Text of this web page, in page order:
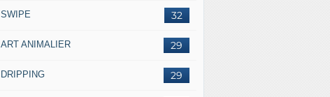
32
SWIPE
29
ART ANIMALIER
29
DRIPPING